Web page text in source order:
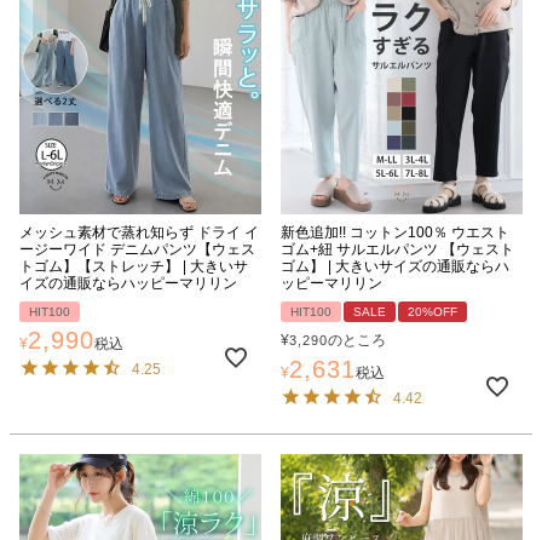
メッシュ素材で蒸れ知らず ドライ イ
ージーワイド デニムパンツ【ウェス
トゴム】【ストレッチ】 | 大きいサ
イズの通販ならハッピーマリリン
HIT100
¥2,990税込
4.25
新色追加!! コットン100％ ウエスト
ゴム+紐 サルエルパンツ 【ウェスト
ゴム】 | 大きいサイズの通販ならハ
ッピーマリリン
HIT100 SALE 20%OFF
¥3,290のところ
¥2,631税込
4.42